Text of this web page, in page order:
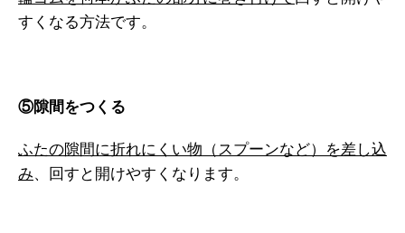
すくなる方法です。
⑤隙間をつくる
ふたの隙間に折れにくい物（スプーンなど）を差し込
み、回すと開けやすくなります。